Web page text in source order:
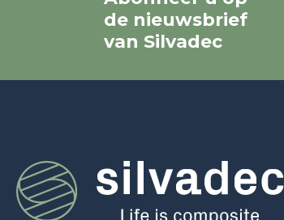
de nieuwsbrief
van Silvadec